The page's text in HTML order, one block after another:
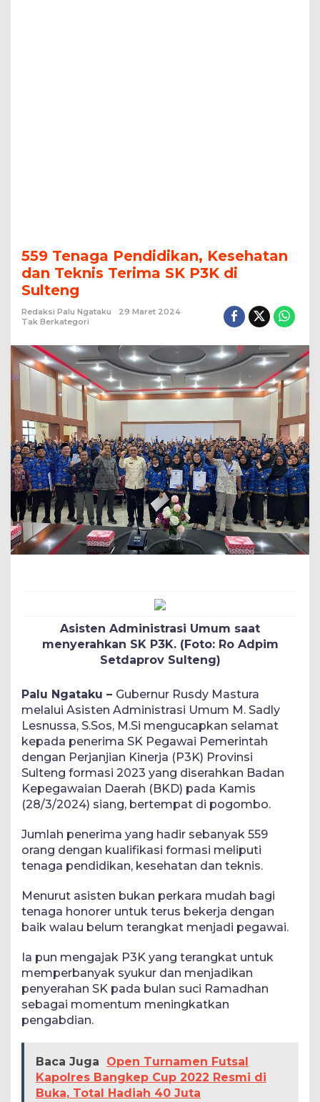
559 Tenaga Pendidikan, Kesehatan
dan Teknis Terima SK P3K di
Sulteng
Redaksi Palu Ngataku
29 Maret 2024
Tak Berkategori
Asisten Administrasi Umum saat
menyerahkan SK P3K. (Foto: Ro Adpim
Setdaprov Sulteng)
Palu Ngataku – Gubernur Rusdy Mastura
melalui Asisten Administrasi Umum M. Sadly
Lesnussa, S.Sos, M.Si mengucapkan selamat
kepada penerima SK Pegawai Pemerintah
dengan Perjanjian Kinerja (P3K) Provinsi
Sulteng formasi 2023 yang diserahkan Badan
Kepegawaian Daerah (BKD) pada Kamis
(28/3/2024) siang, bertempat di pogombo.
Jumlah penerima yang hadir sebanyak 559
orang dengan kualifikasi formasi meliputi
tenaga pendidikan, kesehatan dan teknis.
Menurut asisten bukan perkara mudah bagi
tenaga honorer untuk terus bekerja dengan
baik walau belum terangkat menjadi pegawai.
Ia pun mengajak P3K yang terangkat untuk
memperbanyak syukur dan menjadikan
penyerahan SK pada bulan suci Ramadhan
sebagai momentum meningkatkan
pengabdian.
Baca Juga
Open Turnamen Futsal
Kapolres Bangkep Cup 2022 Resmi di
Buka, Total Hadiah 40 Juta